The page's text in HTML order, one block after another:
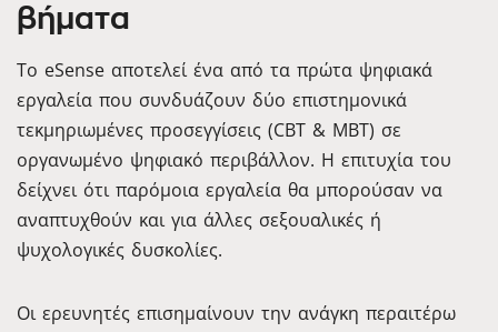
βήματα
Το eSense αποτελεί ένα από τα πρώτα ψηφιακά
εργαλεία που συνδυάζουν δύο επιστημονικά
τεκμηριωμένες προσεγγίσεις (CBT & MBT) σε
οργανωμένο ψηφιακό περιβάλλον. Η επιτυχία του
δείχνει ότι παρόμοια εργαλεία θα μπορούσαν να
αναπτυχθούν και για άλλες σεξουαλικές ή
ψυχολογικές δυσκολίες.
Οι ερευνητές επισημαίνουν την ανάγκη περαιτέρω